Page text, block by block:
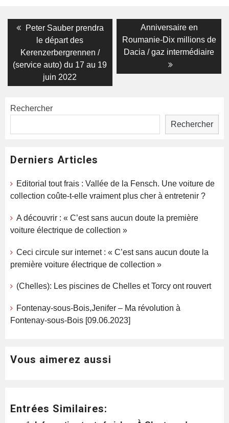
Navigation
l’article
Previous
post:
Peter Sauber prendra
le départ des
Kerenzerbergrennen /
(service auto) du 17 au 19
juin 2022
Next
post:
Anniversaire en
Roumanie-Dix millions de
Dacia / gaz intermédiaire
Rechercher
Rechercher
Derniers Articles
Editorial tout frais : Vallée de la Fensch. Une voiture de
collection coûte-t-elle vraiment plus cher à entretenir ?
A découvrir : « C’est sans aucun doute la première
voiture électrique de collection »
Ceci circule sur internet : « C’est sans aucun doute la
première voiture électrique de collection »
(Chelles): Les piscines de Chelles et Torcy ont rouvert
Fontenay-sous-Bois,Jenifer – Ma révolution à
Fontenay-sous-Bois [09.06.2023]
Vous aimerez aussi
Entrées Similaires: